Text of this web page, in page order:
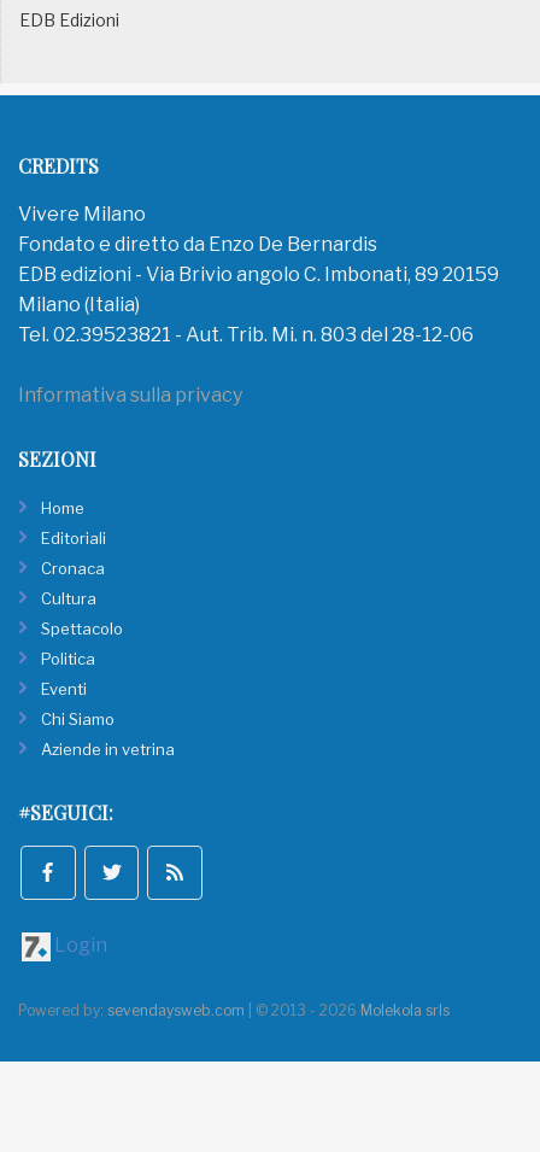
EDB Edizioni
CREDITS
Vivere Milano
Fondato e diretto da Enzo De Bernardis
EDB edizioni - Via Brivio angolo C. Imbonati, 89 20159
Milano (Italia)
Tel. 02.39523821 - Aut. Trib. Mi. n. 803 del 28-12-06
Informativa sulla privacy
SEZIONI
Home
Editoriali
Cronaca
Cultura
Spettacolo
Politica
Eventi
Chi Siamo
Aziende in vetrina
#SEGUICI:
Login
Powered by: sevendaysweb.com | © 2013 - 2026 Molekola srls